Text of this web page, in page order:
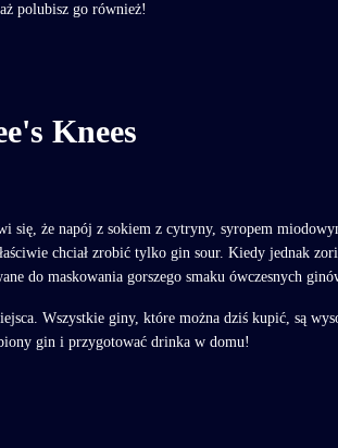
polubisz go również!
Knees
się, że napój z sokiem z cytryny, syropem
chciał zrobić tylko gin sour. Kiedy jednak
do maskowania gorszego smaku ówczesnych
Wszystkie giny, które można dziś kupić, są
gin i przygotować drinka w domu!